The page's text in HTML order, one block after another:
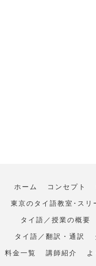
ホーム コンセプト
東京のタイ語教室･ス
タイ語／授業の概要
タイ語／翻訳・通訳
料金一覧
講師紹介